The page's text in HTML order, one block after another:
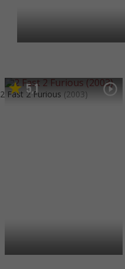
5,1
2 Fast 2 Furious (2003)